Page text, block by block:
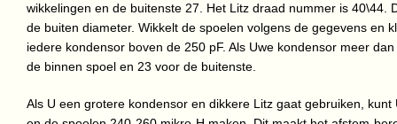
wikkelingen en de buitenste 27. Het Litz draad nummer is 40\44.
de buiten diameter. Wikkelt de spoelen volgens de gegevens en
iedere kondensor boven de 250 pF. Als Uwe kondensor meer
de binnen spoel en 23 voor de buitenste.
Als U een grotere kondensor en dikkere Litz gaat gebruiken,